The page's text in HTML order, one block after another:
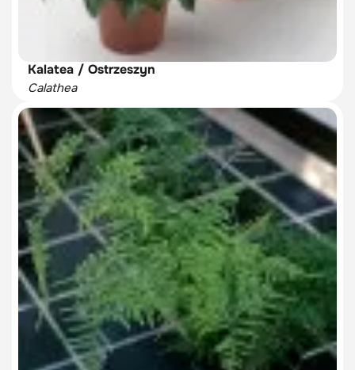
Kalatea / Ostrzeszyn
Calathea